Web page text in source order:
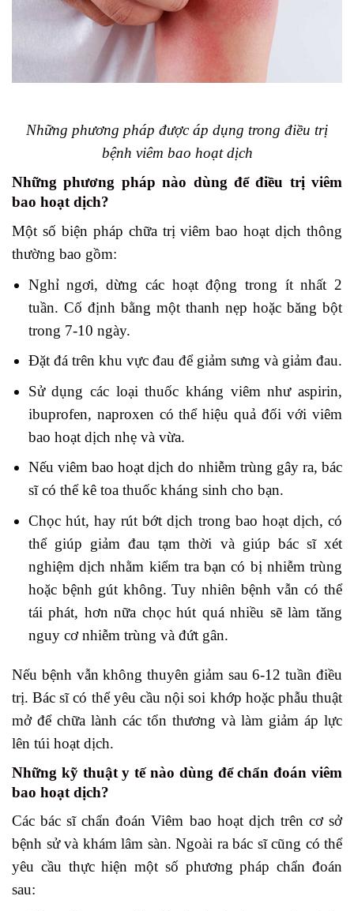
Những phương pháp được áp dụng trong điều trị
bệnh viêm bao hoạt dịch
Những phương pháp nào dùng để điều trị viêm
bao hoạt dịch?
Một số biện pháp chữa trị viêm bao hoạt dịch thông
thường bao gồm:
Nghỉ ngơi, dừng các hoạt động trong ít nhất 2
tuần. Cố định bằng một thanh nẹp hoặc băng bột
trong 7-10 ngày.
Đặt đá trên khu vực đau để giảm sưng và giảm đau.
Sử dụng các loại thuốc kháng viêm như aspirin,
ibuprofen, naproxen có thể hiệu quả đối với viêm
bao hoạt dịch nhẹ và vừa.
Nếu viêm bao hoạt dịch do nhiễm trùng gây ra, bác
sĩ có thể kê toa thuốc kháng sinh cho bạn.
Chọc hút, hay rút bớt dịch trong bao hoạt dịch, có
thể giúp giảm đau tạm thời và giúp bác sĩ xét
nghiệm dịch nhằm kiểm tra bạn có bị nhiễm trùng
hoặc bệnh gút không. Tuy nhiên bệnh vẫn có thể
tái phát, hơn nữa chọc hút quá nhiều sẽ làm tăng
nguy cơ nhiễm trùng và đứt gân.
Nếu bệnh vẫn không thuyên giảm sau 6-12 tuần điều
trị. Bác sĩ có thể yêu cầu nội soi khớp hoặc phẫu thuật
mở để chữa lành các tổn thương và làm giảm áp lực
lên túi hoạt dịch.
Những kỹ thuật y tế nào dùng để chẩn đoán viêm
bao hoạt dịch?
Các bác sĩ chẩn đoán Viêm bao hoạt dịch trên cơ sở
bệnh sử và khám lâm sàn. Ngoài ra bác sĩ cũng có thể
yêu cầu thực hiện một số phương pháp chẩn đoán
sau: